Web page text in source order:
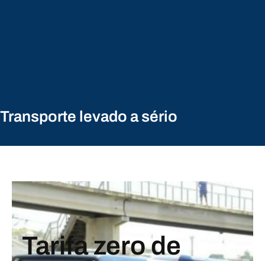
Transporte levado a sério
Tarifa zero de